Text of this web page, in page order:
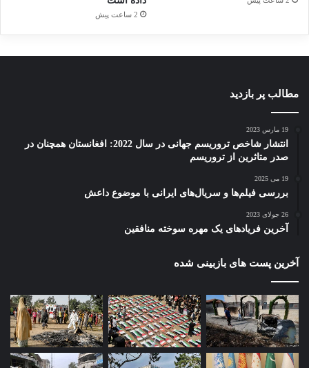
2 ساعت پیش
مطالب پر بازدید
19 مارس 2023
انتشار شاخص تروریسم جهانی در سال 2022: افغانستان همچنان در
صدر متاثرین از تروریسم
19 می 2025
بررسی فیلم‌ها و سریال‌های ایرانی با موضوع داعش
26 جولای 2023
آخرین فریادهای یک مهره سوخته منافقین
آخرین پست های بازبینی شده